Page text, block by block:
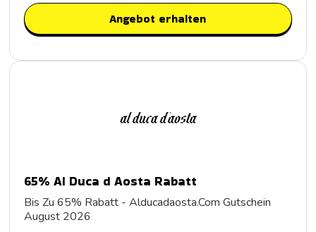
Angebot erhalten
65% Al Duca d Aosta Rabatt
Bis Zu 65% Rabatt - Alducadaosta.Com Gutschein
August 2026